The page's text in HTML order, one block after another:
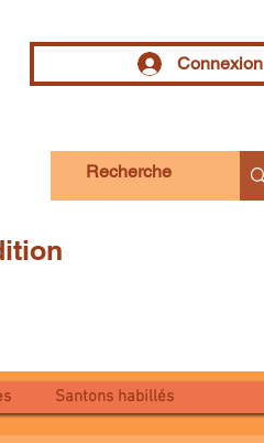
Connexion
Santons habillés